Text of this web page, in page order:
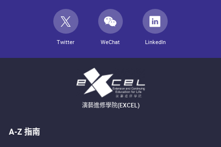
Twitter WeChat LinkedIn
演藝進修學院(EXCEL)
A-Z 指南